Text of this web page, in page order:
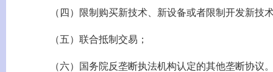
（四）限制购买新技术、新设备或者限制开发新技
（五）联合抵制交易；
（六）国务院反垄断执法机构认定的其他垄断协议